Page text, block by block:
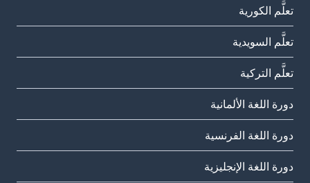
تعلَّم الكورية
تعلَّم السويدية
تعلَّم التركية
دورة اللغة الألمانية
دورة اللغة الفرنسية
دورة اللغة الإنجليزية